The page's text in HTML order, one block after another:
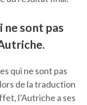
ne sont pas
qui ne sont pas
de la traduction
l’Autriche a ses